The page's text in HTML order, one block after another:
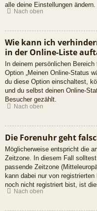
alle deine Einstellungen ändern.
Nach oben
Wie kann ich
in der Online-Liste
In deinem persönlichen
Option „Meinen Online-Status
du diese Option einschaltest,
und du selbst deinen Online-
Besucher gezählt.
Nach oben
Die Forenuhr geht
Möglicherweise entspricht die
Zeitzone. In diesem Fall
passende Zeitzone
kann dabei nur von
noch nicht registriert bist, ist
Nach oben